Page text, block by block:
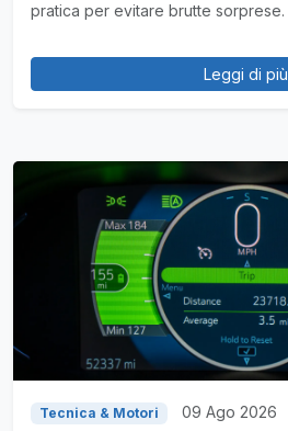
pratica per evitare brutte sorprese.
Leggi di più
Tecnica & Motori 09 Ago 2026